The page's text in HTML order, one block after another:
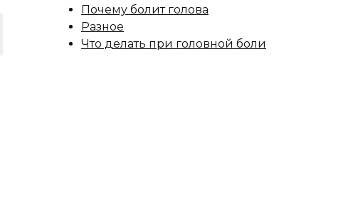
Почему болит голова
Разное
Что делать при головной боли